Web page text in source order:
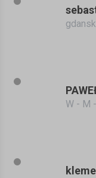
W - M